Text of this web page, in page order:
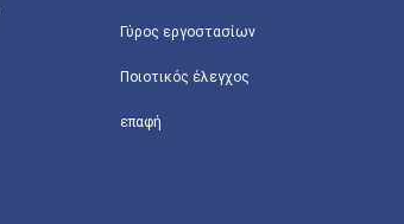
Γύρος εργοστασίων
Ποιοτικός έλεγχος
επαφή